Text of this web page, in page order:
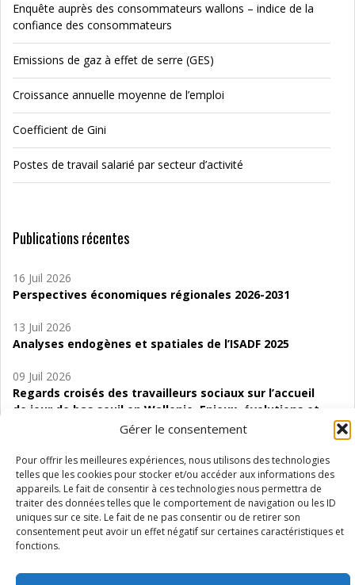
Gérer le consentement
Pour offrir les meilleures expériences, nous utilisons des technologies
telles que les cookies pour stocker et/ou accéder aux informations des
appareils. Le fait de consentir à ces technologies nous permettra de
traiter des données telles que le comportement de navigation ou les ID
uniques sur ce site. Le fait de ne pas consentir ou de retirer son
consentement peut avoir un effet négatif sur certaines caractéristiques et
fonctions.
Enquête auprès des consommateurs wallons – indice de la
confiance des consommateurs
Emissions de gaz à effet de serre (GES)
Croissance annuelle moyenne de l’emploi
Coefficient de Gini
Postes de travail salarié par secteur d’activité
Publications récentes
16 Juil 2026
Perspectives économiques régionales 2026-2031
13 Juil 2026
Analyses endogènes et spatiales de l’ISADF 2025
09 Juil 2026
Regards croisés des travailleurs sociaux sur l’accueil
de jour de bas seuil en Wallonie. Enjeux, évolutions et
06 Juil 2026
Étude d’évaluabilité des Structures
d’accompagnement à l’autocréation d’emploi (SAACE)
01 Juil 2026
Pénurie du personnel infirmier :quels indicateurs
Wallonie ?